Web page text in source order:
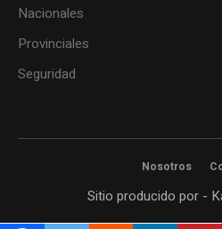
Nacionales
Provinciales
Seguridad
Nosotros
Sitio producido por -